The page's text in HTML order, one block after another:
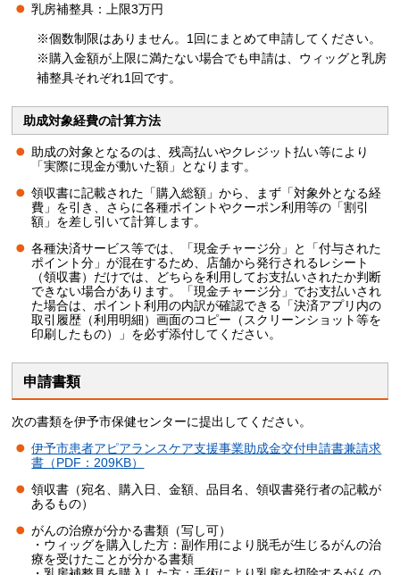
乳房補整具：上限3万円
※個数制限はありません。1回にまとめて申請してください。
※購入金額が上限に満たない場合でも申請は、ウィッグと乳房
補整具それぞれ1回です。
助成対象経費の計算方法
助成の対象となるのは、残高払いやクレジット払い等により
「実際に現金が動いた額」となります。
領収書に記載された「購入総額」から、まず「対象外となる経
費」を引き、さらに各種ポイントやクーポン利用等の「割引
額」を差し引いて計算します。
各種決済サービス等では、「現金チャージ分」と「付与された
ポイント分」が混在するため、店舗から発行されるレシート
（領収書）だけでは、どちらを利用してお支払いされたか判断
できない場合があります。「現金チャージ分」でお支払いされ
た場合は、ポイント利用の内訳が確認できる「決済アプリ内の
取引履歴（利用明細）画面のコピー（スクリーンショット等を
印刷したもの）」を必ず添付してください。
申請書類
次の書類を伊予市保健センターに提出してください。
伊予市患者アピアランスケア支援事業助成金交付申請書兼請求
書（PDF：209KB）
領収書（宛名、購入日、金額、品目名、領収書発行者の記載が
あるもの）
がんの治療が分かる書類（写し可）
・ウィッグを購入した方：副作用により脱毛が生じるがんの治
療を受けたことが分かる書類